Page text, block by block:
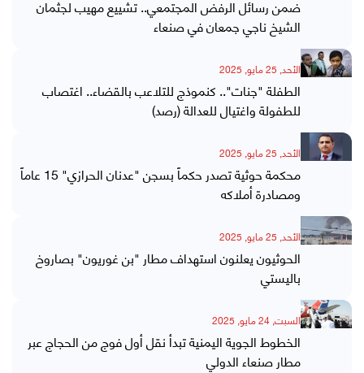
ضمن رسائل الرفض المجتمعي.. تشييع مهيب لجثمان
الشيخ ناجي جمعان في صنعاء
الأحد, 25 مايو, 2025
الطفلة "جنات".. كنموذج للتلاعب بالقضاء.. اغتصاب
للطفولة واغتيال للعدالة (رصد)
الأحد, 25 مايو, 2025
محكمة حوثية تصدر حكماً بسجن "عدنان الحرازي" 15 عاماً
ومصادرة أملاكه
الأحد, 25 مايو, 2025
الحوثيون يعلنون استهداف مطار "بن غوريون" بصاروخ
باليستي
السبت, 24 مايو, 2025
الخطوط الجوية اليمنية تبدأ نقل أول فوج من الحجاج عبر
مطار صنعاء الدولي